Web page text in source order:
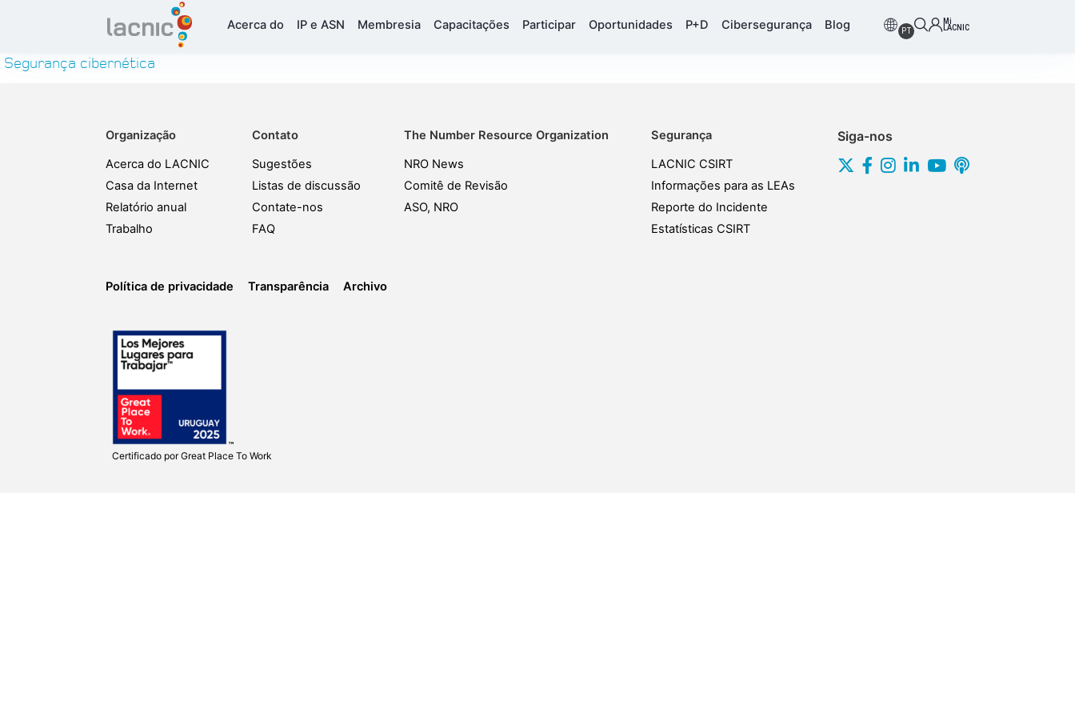
Acerca do IP e ASN Membresia Capacitações Participar Oportunidades P+D Cibersegurança Blog PT
Mi
LACNIC
Cibersegurança
Segurança cibernética
Organização
Acerca do LACNIC
Casa da Internet
Relatório anual
Trabalho
Contato
Sugestões
Listas de discussão
Contate-nos
FAQ
The Number Resource Organization
NRO News
Comitê de Revisão
ASO, NRO
Segurança
LACNIC CSIRT
Informações para as LEAs
Reporte do Incidente
Estatísticas CSIRT
Política de privacidade Transparência Archivo
Siga-nos
Certificado porGreat Place To Work